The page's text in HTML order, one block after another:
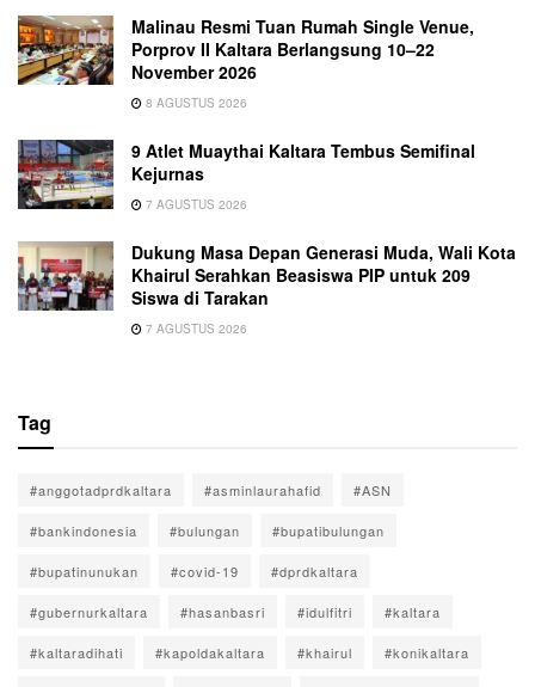
Malinau Resmi Tuan Rumah Single Venue,
Porprov II Kaltara Berlangsung 10–22
November 2026
8 AGUSTUS 2026
9 Atlet Muaythai Kaltara Tembus Semifinal
Kejurnas
7 AGUSTUS 2026
Dukung Masa Depan Generasi Muda, Wali Kota
Khairul Serahkan Beasiswa PIP untuk 209
Siswa di Tarakan
7 AGUSTUS 2026
Tag
#anggotadprdkaltara #asminlaurahafid #ASN
#bankindonesia #bulungan #bupatibulungan
#bupatinunukan #covid-19 #dprdkaltara
#gubernurkaltara #hasanbasri #idulfitri #kaltara
#kaltaradihati #kapoldakaltara #khairul #konikaltara